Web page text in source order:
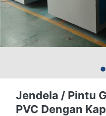
Jendela / Pintu
PVC Dengan